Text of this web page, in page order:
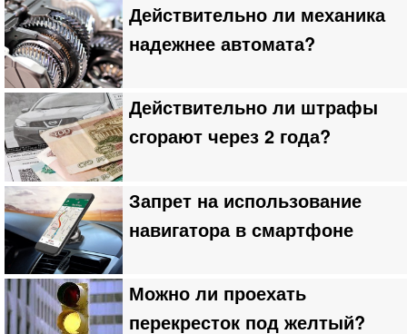
Действительно ли механика
надежнее автомата?
Действительно ли штрафы
сгорают через 2 года?
Запрет на использование
навигатора в смартфоне
Можно ли проехать
перекресток под желтый?